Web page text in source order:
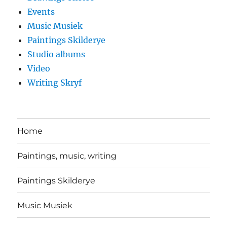
Events
Music Musiek
Paintings Skilderye
Studio albums
Video
Writing Skryf
Home
Paintings, music, writing
Paintings Skilderye
Music Musiek